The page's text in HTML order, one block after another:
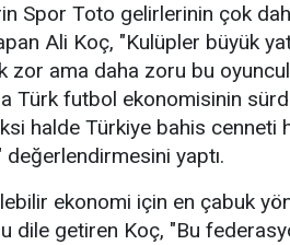
Spor Toto gelirlerinin çok
Ali Koç, "Kulüpler büyük
zor ama daha zoru bu
Türk futbol ekonomisinin
halde Türkiye bahis cenneti
değerlendirmesini yaptı.
ekonomi için en çabuk
dile getiren Koç, "Bu